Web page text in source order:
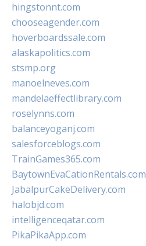
hingstonnt.com
chooseagender.com
hoverboardssale.com
alaskapolitics.com
stsmp.org
manoelneves.com
mandelaeffectlibrary.com
roselynns.com
balanceyoganj.com
salesforceblogs.com
TrainGames365.com
BaytownEvaCationRentals.com
JabalpurCakeDelivery.com
halobjd.com
intelligenceqatar.com
PikaPikaApp.com